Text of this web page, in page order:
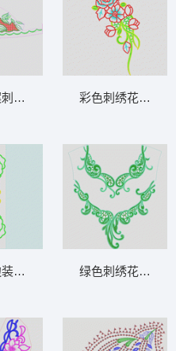
线鸟
绣设计图 裙摆
饰图案 曲线花朵
彩色刺绣花卉图
绿色刺绣花卉装